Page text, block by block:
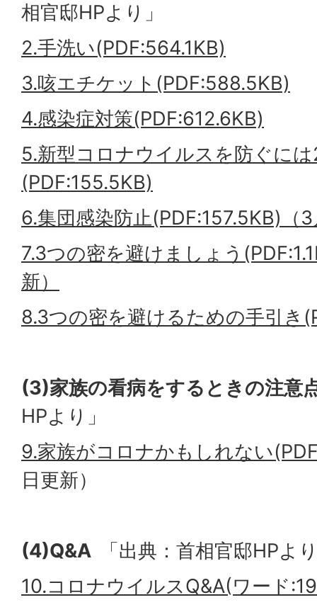
相官邸HPより」
2.手洗い(PDF:564.1KB)
3.咳エチケット(PDF:588.5KB)
4.感染症対策(PDF:612.6KB)
5.新型コロナウイルスを防ぐには
(PDF:155.5KB)
6.集団感染防止(PDF:157.5KB)（3
7.3つの密を避けましょう
新）
8.3つの密を避けるための手引き
(3)家族の看病をするときの注意
HPより」
9.家族がコロナかもしれない
日更新）
(4)Q&A
「出典：首相官邸HPよ
10.コロナウイルスQ&A(ワード